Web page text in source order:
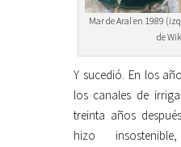
Mar de Aral en 1989
de
Y sucedió. En los
los canales de
treinta años
hizo